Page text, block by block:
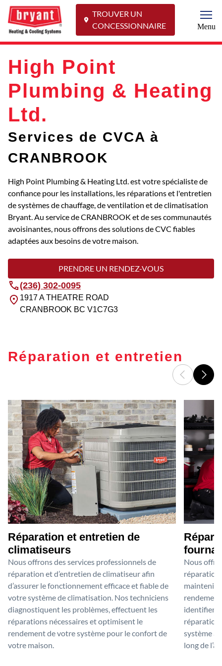
TROUVER UN
CONCESSIONNAIRE
Menu
High Point
Plumbing & Heating
Ltd.
Services de CVCA à
CRANBROOK
High Point Plumbing & Heating Ltd. est votre spécialiste de
confiance pour les installations, les réparations et l'entretien
de systèmes de chauffage, de ventilation et de climatisation
Bryant. Au service de CRANBROOK et de ses communautés
avoisinantes, nous offrons des solutions de CVC fiables
adaptées aux besoins de votre maison.
PRENDRE UN RENDEZ-VOUS
(236) 302-0095
1917 A THEATRE ROAD
CRANBROOK BC V1C7G3
Réparation et entretien
Réparation et entretien de
climatiseurs
Nous offrons des services professionnels de
réparation et d’entretien de climatiseur afin
d’assurer le fonctionnement efficace et fiable de
votre système de climatisation. Nos techniciens
diagnostiquent les problèmes, effectuent les
réparations nécessaires et optimisent le
rendement de votre système pour le confort de
votre maison.
Nous
réparation
maintenir
identifient
système
long de